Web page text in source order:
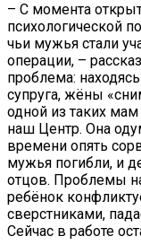
– С момента
психологической
чьи мужья стали
операции, –
проблема:
супруга, жёны
одной из таких
наш Центр. Она
времени опять
мужья погибли, и
отцов. Проблемы
ребёнок
сверстниками,
Сейчас в работе